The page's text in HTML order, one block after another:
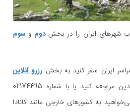
شهرهای ایران را در بخش دوم و سوم
ایران سفر کنید به بخش رزرو آنلاین
سایت علاءالدین مراجعه کنید یا با شماره 02174495
به کشورهای خارجی مانند کانادا